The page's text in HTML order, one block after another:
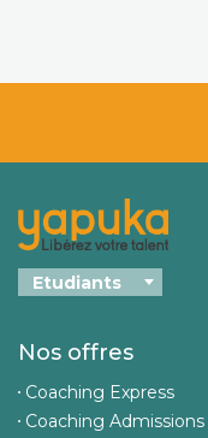
Nos offres
Coaching Express
Coaching Admissions